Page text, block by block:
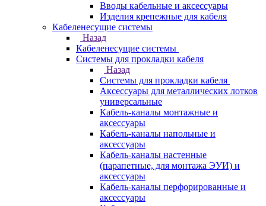
Вводы кабельные и аксессуары
Изделия крепежные для кабеля
Кабеленесущие системы
Назад
Кабеленесущие системы
Системы для прокладки кабеля
Назад
Системы для прокладки кабеля
Аксессуары для металлических лотков
универсальные
Кабель-каналы монтажные и
аксессуары
Кабель-каналы напольные и
аксессуары
Кабель-каналы настенные
(парапетные, для монтажа ЭУИ) и
аксессуары
Кабель-каналы перфорированные и
аксессуары